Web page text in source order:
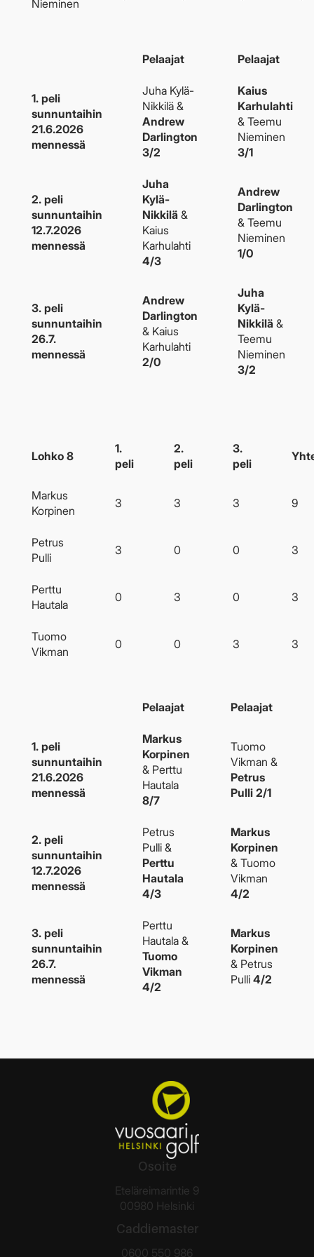
Nieminen
Pelaajat Pelaajat
1. peli
sunnuntaihin
21.6.2026
mennessä
Juha Kylä-
Nikkilä &
Andrew
Darlington
3/2
Kaius
Karhulahti
& Teemu
Nieminen
3/1
2. peli
sunnuntaihin
12.7.2026
mennessä
Juha
Kylä-
Nikkilä &
Kaius
Karhulahti
4/3
Andrew
Darlington
& Teemu
Nieminen
1/0
3. peli
sunnuntaihin
26.7.
mennessä
Andrew
Darlington
& Kaius
Karhulahti
2/0
Juha
Kylä-
Nikkilä &
Teemu
Nieminen
3/2
Lohko 8
1.
peli
2.
peli
3.
peli
Markus
Korpinen
3 3 3 9
Petrus
Pulli
3 0 0 3
Perttu
Hautala
0 3 0 3
Tuomo
Vikman
0 0 3 3
Pelaajat Pelaajat
1. peli
sunnuntaihin
21.6.2026
mennessä
Markus
Korpinen
& Perttu
Hautala
8/7
Tuomo
Vikman &
Petrus
Pulli 2/1
2. peli
sunnuntaihin
12.7.2026
mennessä
Petrus
Pulli &
Perttu
Hautala
4/3
Markus
Korpinen
& Tuomo
Vikman
4/2
3. peli
sunnuntaihin
26.7.
mennessä
Perttu
Hautala &
Tuomo
Vikman
4/2
Markus
Korpinen
& Petrus
Pulli ​​​​​​​4/2
Osoite
Eteläreimarintie 9
00980 Helsinki
Caddiemaster
0600 550 986